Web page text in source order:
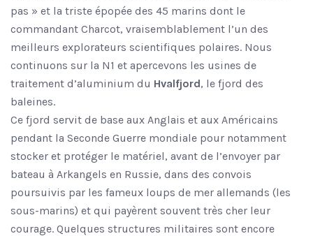
pas » et la triste épopée des 45 marins dont le
commandant Charcot, vraisemblablement l’un des
meilleurs explorateurs scientifiques polaires. Nous
continuons sur la N1 et apercevons les usines de
traitement d’aluminium du Hvalfjord, le fjord des
baleines.
Ce fjord servit de base aux Anglais et aux Américains
pendant la Seconde Guerre mondiale pour notamment
stocker et protéger le matériel, avant de l’envoyer par
bateau à Arkangels en Russie, dans des convois
poursuivis par les fameux loups de mer allemands (les
sous-marins) et qui payèrent souvent très cher leur
courage. Quelques structures militaires sont encore